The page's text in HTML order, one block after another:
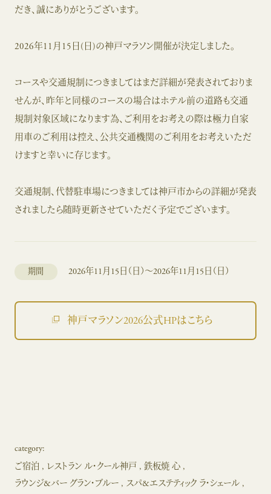
だき、誠にありがとうございます。
2026年11月15日(日)の神戸マラソン開催が決定しました。
コースや交通規制につきましてはまだ詳細が発表されておりま
せんが、昨年と同様のコースの場合はホテル前の道路も交通
規制対象区域になります為、ご利用をお考えの際は極力自家
用車のご利用は控え、公共交通機関のご利用をお考えいただ
けますと幸いに存じます。
交通規制、代替駐車場につきましては神戸市からの詳細が発表
されましたら随時更新させていただく予定でございます。
期間 2026年11月15日（日）～2026年11月15日（日）
神戸マラソン2026公式HPはこちら
category:
ご宿泊
レストラン ル・クール神戸
鉄板焼 心
ラウンジ&バー グラン・ブルー
スパ&エステティック ラ・シェール